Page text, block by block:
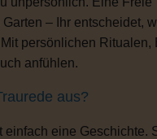
– Ihr entscheidet,
persönlichen
anfühlen.
aus?
einfach eine